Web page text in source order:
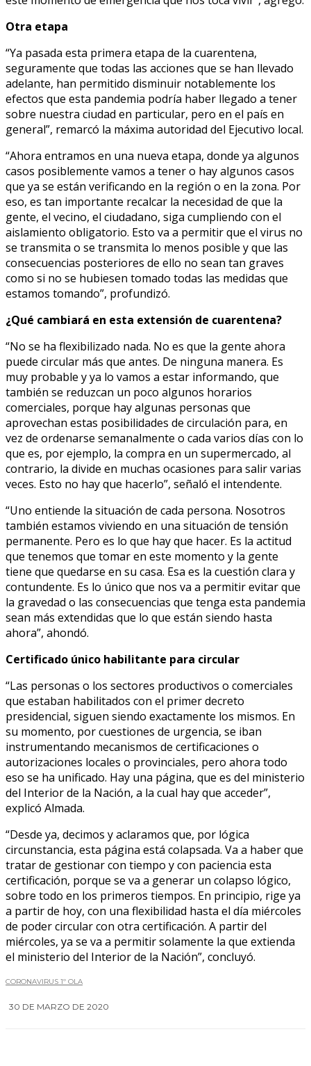
Otra etapa
“Ya pasada esta primera etapa de la cuarentena,
seguramente que todas las acciones que se han llevado
adelante, han permitido disminuir notablemente los
efectos que esta pandemia podría haber llegado a tener
sobre nuestra ciudad en particular, pero en el país en
general”, remarcó la máxima autoridad del Ejecutivo local.
“Ahora entramos en una nueva etapa, donde ya algunos
casos posiblemente vamos a tener o hay algunos casos
que ya se están verificando en la región o en la zona. Por
eso, es tan importante recalcar la necesidad de que la
gente, el vecino, el ciudadano, siga cumpliendo con el
aislamiento obligatorio. Esto va a permitir que el virus no
se transmita o se transmita lo menos posible y que las
consecuencias posteriores de ello no sean tan graves
como si no se hubiesen tomado todas las medidas que
estamos tomando”, profundizó.
¿Qué cambiará en esta extensión de cuarentena?
“No se ha flexibilizado nada. No es que la gente ahora
puede circular más que antes. De ninguna manera. Es
muy probable y ya lo vamos a estar informando, que
también se reduzcan un poco algunos horarios
comerciales, porque hay algunas personas que
aprovechan estas posibilidades de circulación para, en
vez de ordenarse semanalmente o cada varios días con lo
que es, por ejemplo, la compra en un supermercado, al
contrario, la divide en muchas ocasiones para salir varias
veces. Esto no hay que hacerlo”, señaló el intendente.
“Uno entiende la situación de cada persona. Nosotros
también estamos viviendo en una situación de tensión
permanente. Pero es lo que hay que hacer. Es la actitud
que tenemos que tomar en este momento y la gente
tiene que quedarse en su casa. Esa es la cuestión clara y
contundente. Es lo único que nos va a permitir evitar que
la gravedad o las consecuencias que tenga esta pandemia
sean más extendidas que lo que están siendo hasta
ahora”, ahondó.
Certificado único habilitante para circular
“Las personas o los sectores productivos o comerciales
que estaban habilitados con el primer decreto
presidencial, siguen siendo exactamente los mismos. En
su momento, por cuestiones de urgencia, se iban
instrumentando mecanismos de certificaciones o
autorizaciones locales o provinciales, pero ahora todo
eso se ha unificado. Hay una página, que es del ministerio
del Interior de la Nación, a la cual hay que acceder”,
explicó Almada.
“Desde ya, decimos y aclaramos que, por lógica
circunstancia, esta página está colapsada. Va a haber que
tratar de gestionar con tiempo y con paciencia esta
certificación, porque se va a generar un colapso lógico,
sobre todo en los primeros tiempos. En principio, rige ya
a partir de hoy, con una flexibilidad hasta el día miércoles
de poder circular con otra certificación. A partir del
miércoles, ya se va a permitir solamente la que extienda
el ministerio del Interior de la Nación”, concluyó.
CORONAVIRUS 1º OLA
30 DE MARZO DE 2020